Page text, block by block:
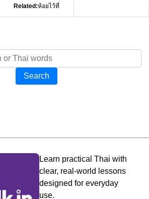
Related:ห้อยไว้ที่
Search
Learn practical Thai with
clear, real-world lessons
designed for everyday
use.